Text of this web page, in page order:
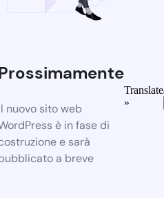
nuovo sito web
è in fase di
e sarà
a breve
Translate
»